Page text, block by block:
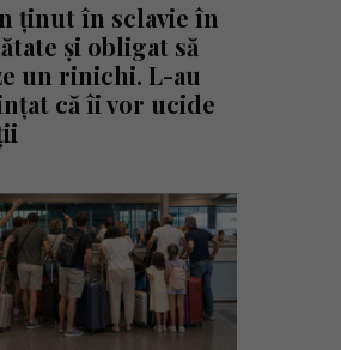
ținut în sclavie în
și obligat să
un rinichi. L-au
că îi vor ucide